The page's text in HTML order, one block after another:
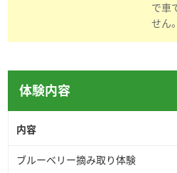
で車
せん。
体験内容
内容
ブルーベリー摘み取り体験